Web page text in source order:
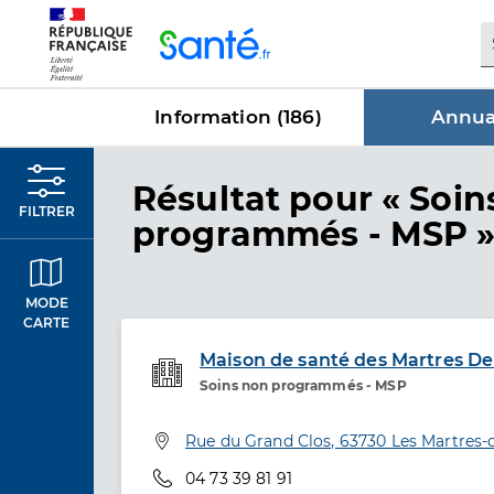
Information (186)
FILTRER
MODE
CARTE
Résultat dans
pour «
programmés - MSP »
Maison de santé des Martres
Soins non programmés - MSP
Etablissement de soins
Adresse
Rue du Grand Clos, 63730 Les Martres-
Téléphone
04 73 39 81 91
Panneau de gestion des cookies